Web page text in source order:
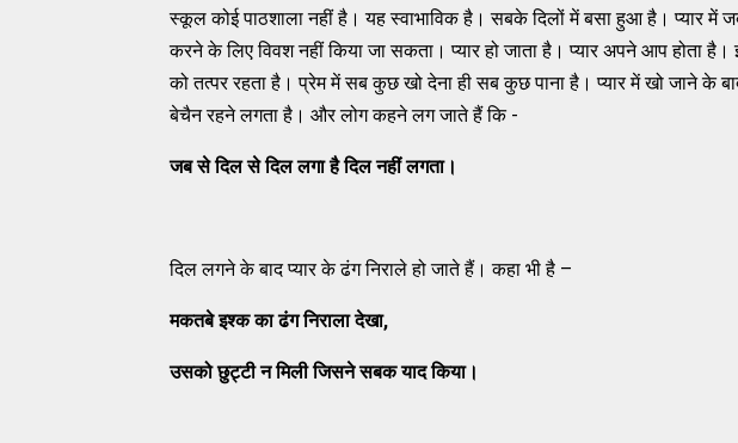
स्कूल कोई पाठशाला नहीं है। यह स्वाभाविक है। सबके दिलों में बसा हुआ है। प्यार में
करने के लिए विवश नहीं किया जा सकता। प्यार हो जाता है। प्यार अपने आप होता है।
को तत्पर रहता है। प्रेम में सब कुछ खो देना ही सब कुछ पाना है। प्यार में खो जाने के
बेचैन रहने लगता है। और लोग कहने लग जाते हैं कि -
जब से दिल से दिल लगा है दिल नहीं लगता।
दिल लगने के बाद प्यार के ढंग निराले हो जाते हैं। कहा भी है –
मकतबे इश्क का ढंग निराला देखा,
उसको छुट्टी न मिली जिसने सबक याद किया।